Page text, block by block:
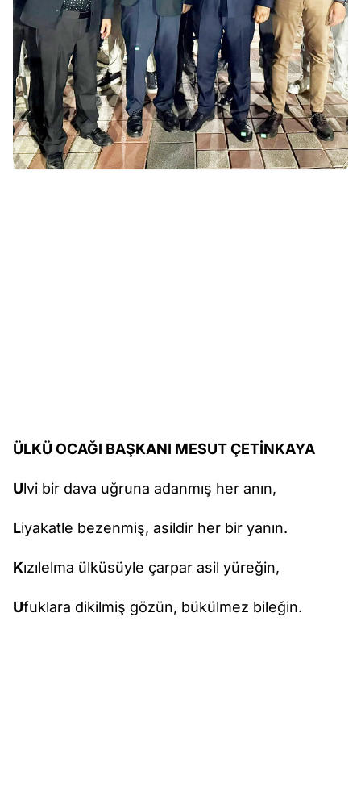
ÜLKÜ OCAĞI BAŞKANI MESUT ÇETİNKAYA
Ulvi bir dava uğruna adanmış her anın,
Liyakatle bezenmiş, asildir her bir yanın.
Kızılelma ülküsüyle çarpar asil yüreğin,
Ufuklara dikilmiş gözün, bükülmez bileğin.